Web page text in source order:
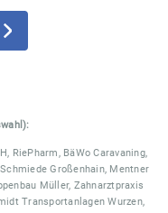
RiePharm, BäWo Caravaning,
Großenhain, Mentner
Müller, Zahnarztpraxis
Transportanlagen Wurzen,